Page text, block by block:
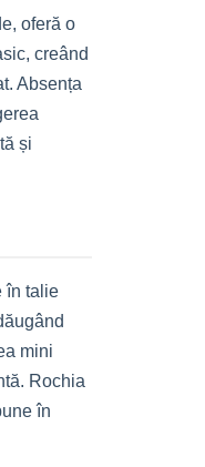
oferă o
creând
Absența
și
în talie
mini
Rochia
în